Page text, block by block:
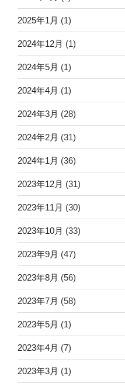
2025年1月 (1)
2024年12月 (1)
2024年5月 (1)
2024年4月 (1)
2024年3月 (28)
2024年2月 (31)
2024年1月 (36)
2023年12月 (31)
2023年11月 (30)
2023年10月 (33)
2023年9月 (47)
2023年8月 (56)
2023年7月 (58)
2023年5月 (1)
2023年4月 (7)
2023年3月 (1)